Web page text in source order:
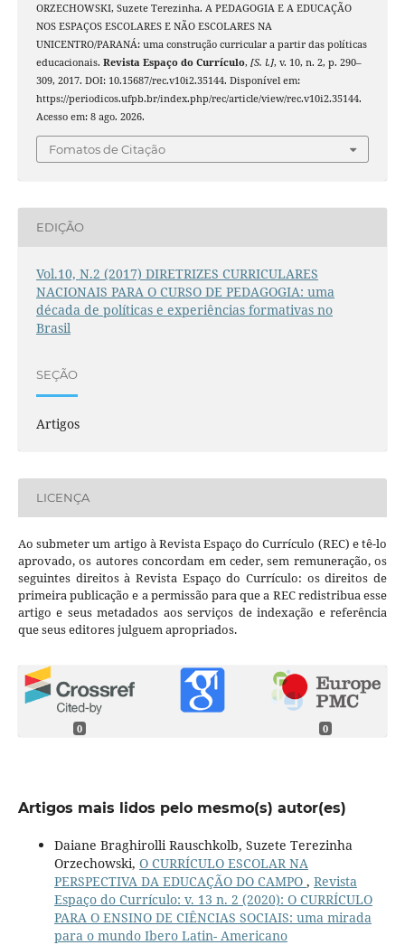
ORZECHOWSKI, Suzete Terezinha. A PEDAGOGIA E A EDUCAÇÃO
NOS ESPAÇOS ESCOLARES E NÃO ESCOLARES NA
UNICENTRO/PARANÁ: uma construção curricular a partir das políticas
educacionais. Revista Espaço do Currículo, [S. l.], v. 10, n. 2, p. 290–
309, 2017. DOI: 10.15687/rec.v10i2.35144. Disponível em:
https://periodicos.ufpb.br/index.php/rec/article/view/rec.v10i2.35144.
Acesso em: 8 ago. 2026.
Fomatos de Citação
EDIÇÃO
Vol.10, N.2 (2017) DIRETRIZES CURRICULARES
NACIONAIS PARA O CURSO DE PEDAGOGIA: uma
década de políticas e experiências formativas no
Brasil
SEÇÃO
Artigos
LICENÇA
Ao submeter um artigo à Revista Espaço do Currículo (REC) e tê-lo
aprovado, os autores concordam em ceder, sem remuneração, os
seguintes direitos à Revista Espaço do Currículo: os direitos de
primeira publicação e a permissão para que a REC redistribua esse
artigo e seus metadados aos serviços de indexação e referência
que seus editores julguem apropriados.
0 0
Artigos mais lidos pelo mesmo(s) autor(es)
Daiane Braghirolli Rauschkolb, Suzete Terezinha
Orzechowski, O CURRÍCULO ESCOLAR NA
PERSPECTIVA DA EDUCAÇÃO DO CAMPO , Revista
Espaço do Currículo: v. 13 n. 2 (2020): O CURRÍCULO
PARA O ENSINO DE CIÊNCIAS SOCIAIS: uma mirada
para o mundo Ibero Latin- Americano